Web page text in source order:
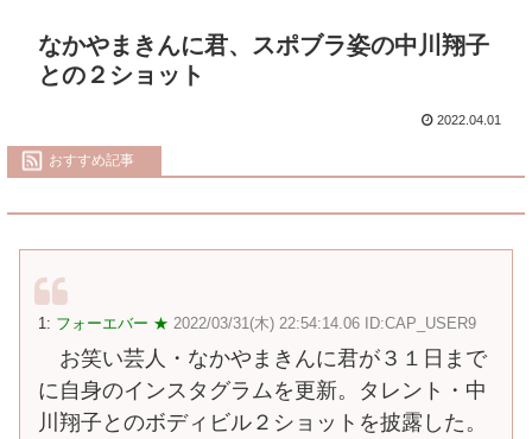
なかやまきんに君、スポブラ姿の中川翔子
との２ショット
2022.04.01
おすすめ記事
1: フォーエバー ★ 2022/03/31(木) 22:54:14.06 ID:CAP_USER9
お笑い芸人・なかやまきんに君が３１日まで
に自身のインスタグラムを更新。タレント・中
川翔子とのボディビル２ショットを披露した。